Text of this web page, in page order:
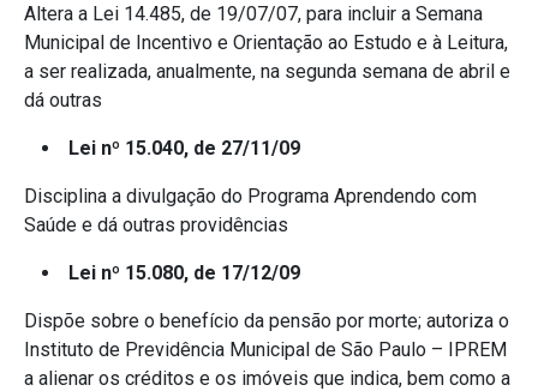
Altera a Lei 14.485, de 19/07/07, para incluir a Semana
Municipal de Incentivo e Orientação ao Estudo e à Leitura,
a ser realizada, anualmente, na segunda semana de abril e
dá outras
Lei nº 15.040, de 27/11/09
Disciplina a divulgação do Programa Aprendendo com
Saúde e dá outras providências
Lei nº 15.080, de 17/12/09
Dispõe sobre o benefício da pensão por morte; autoriza o
Instituto de Previdência Municipal de São Paulo – IPREM
a alienar os créditos e os imóveis que indica, bem como a